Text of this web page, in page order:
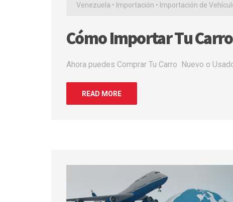
Venezuela • Importación • Importación de
Cómo Importar Tu
Ahora puedes Comprar Tu Carro Nuevo o
READ MORE